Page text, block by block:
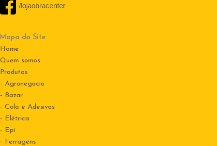
/lojaobracenter
Mapa do Site:
Home
Quem somos
Produtos
- Agronegocio
- Bazar
- Cola e Adesivos
- Elétrica
- Epi
- Ferragens